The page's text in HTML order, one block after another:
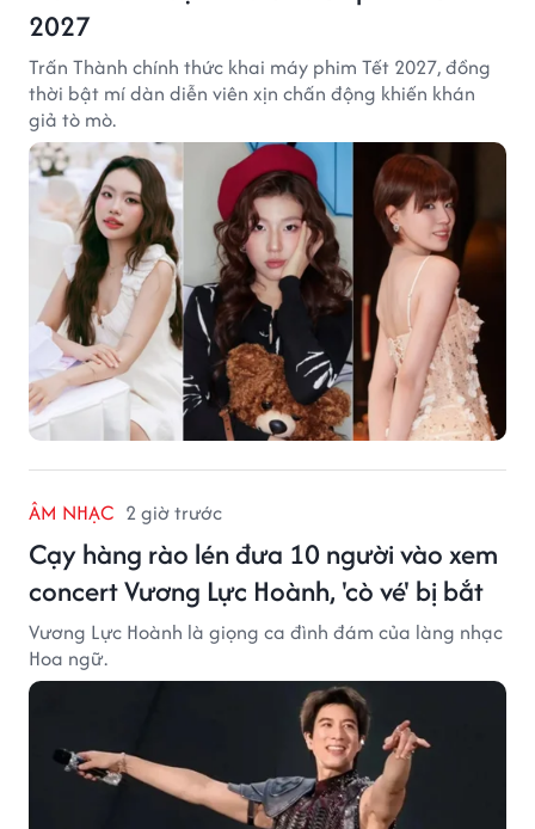
2027
Trấn Thành chính thức khai máy phim Tết 2027, đồng
thời bật mí dàn diễn viên xịn chấn động khiến khán
giả tò mò.
ÂM NHẠC 2 giờ trước
Cạy hàng rào lén đưa 10 người vào xem
concert Vương Lực Hoành, 'cò vé' bị bắt
Vương Lực Hoành là giọng ca đình đám của làng nhạc
Hoa ngữ.